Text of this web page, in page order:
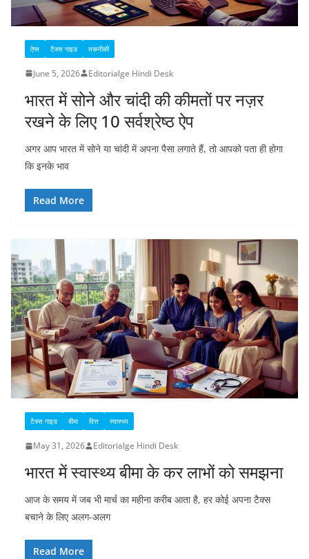
ऐप्स टैक्स गाइड तकनीकी
June 5, 2026 Editorialge Hindi Desk
भारत में सोने और चांदी की कीमतों पर नज़र
रखने के लिए 10 सर्वश्रेष्ठ ऐप
अगर आप भारत में सोने या चांदी में अपना पैसा लगाते हैं, तो आपको पता ही होगा
कि इनके भाव
Read More
टैक्स गाइड बीमा वित्त स्वास्थ्य
May 31, 2026 Editorialge Hindi Desk
भारत में स्वास्थ्य बीमा के कर लाभों को समझना
आज के समय में जब भी मार्च का महीना करीब आता है, हर कोई अपना टैक्स
बचाने के लिए अलग-अलग
Read More